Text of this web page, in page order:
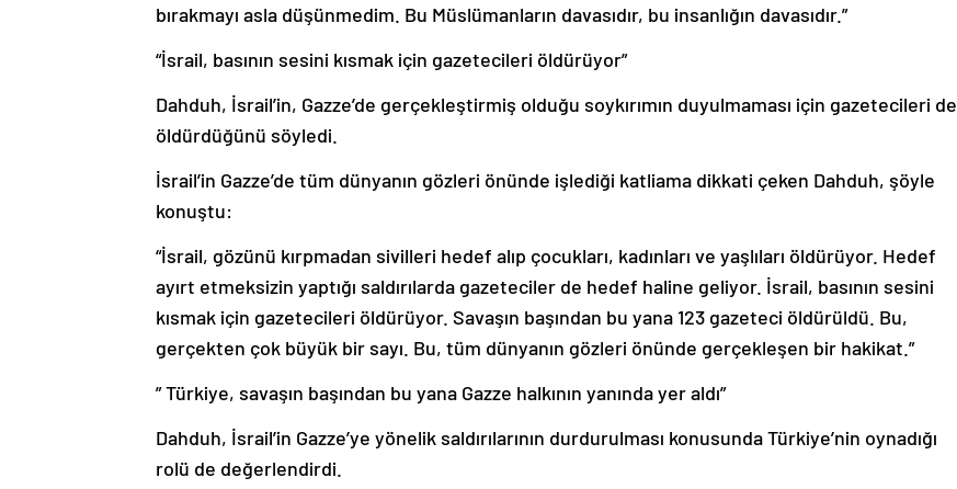
bırakmayı asla düşünmedim. Bu Müslümanların davasıdır, bu insanlığın davasıdır.”
“İsrail, basının sesini kısmak için gazetecileri öldürüyor”
Dahduh, İsrail’in, Gazze’de gerçekleştirmiş olduğu soykırımın duyulmaması için gazetecileri de
öldürdüğünü söyledi.
İsrail’in Gazze’de tüm dünyanın gözleri önünde işlediği katliama dikkati çeken Dahduh, şöyle
konuştu:
“İsrail, gözünü kırpmadan sivilleri hedef alıp çocukları, kadınları ve yaşlıları öldürüyor. Hedef
ayırt etmeksizin yaptığı saldırılarda gazeteciler de hedef haline geliyor. İsrail, basının sesini
kısmak için gazetecileri öldürüyor. Savaşın başından bu yana 123 gazeteci öldürüldü. Bu,
gerçekten çok büyük bir sayı. Bu, tüm dünyanın gözleri önünde gerçekleşen bir hakikat.”
” Türkiye, savaşın başından bu yana Gazze halkının yanında yer aldı”
Dahduh, İsrail’in Gazze’ye yönelik saldırılarının durdurulması konusunda Türkiye’nin oynadığı
rolü de değerlendirdi.